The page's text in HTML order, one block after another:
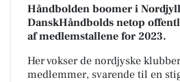
Håndbolden boomer i
DanskHåndbolds netop
af medlemstallene for 2023.
Her vokser de nordjyske
medlemmer, svarende til en